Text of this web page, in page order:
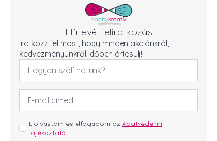
Hírlevél feliratkozás
Iratkozz fel most, hogy minden akciónkról,
kedvezményünkről időben értesülj!
Név
Email
cím
GDPR
*
Elolvastam és elfogadom az Adatvédelmi
tájékoztatót.